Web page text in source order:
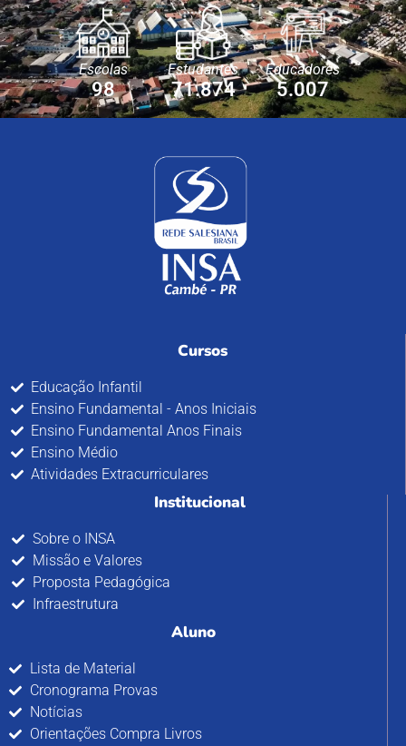
Escolas
98
Estudantes
71.874
Educadores
5.007
Cursos
Educação Infantil
Ensino Fundamental - Anos Iniciais
Ensino Fundamental Anos Finais
Ensino Médio
Atividades Extracurriculares
Institucional
Sobre o INSA
Missão e Valores
Proposta Pedagógica
Infraestrutura
Aluno
Lista de Material
Cronograma Provas
Notícias
Orientações Compra Livros